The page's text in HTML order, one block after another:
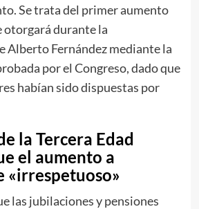
Se trata del primer aumento
durante la
Alberto Fernández mediante la
por el Congreso, dado que
habían sido dispuestas por
la Tercera Edad
el aumento a
«irrespetuoso»
las jubilaciones y pensiones